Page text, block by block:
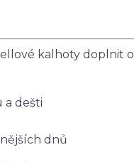
kalhoty doplnit o
a dešti
dnů